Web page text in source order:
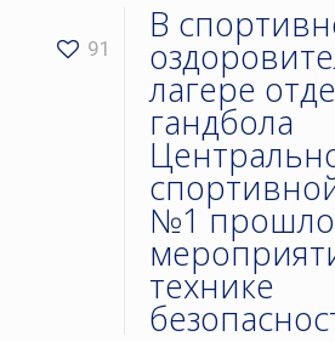
91
В
лагере
гандбола
№1 прошло
технике